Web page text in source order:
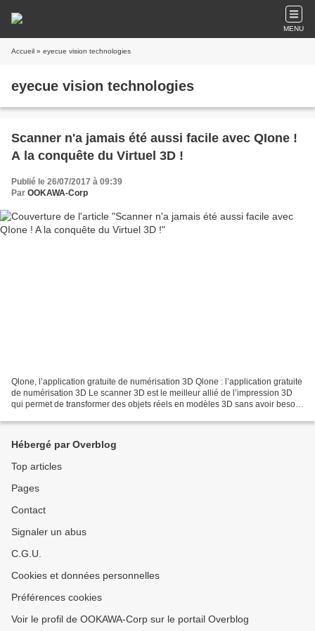
MENU
Accueil » eyecue vision technologies
eyecue vision technologies
Scanner n'a jamais été aussi facile avec QIone !
A la conquête du Virtuel 3D !
Publié le 26/07/2017 à 09:39
Par OOKAWA-Corp
Qlone, l’application gratuite de numérisation 3D Qlone : l’application gratuite
de numérisation 3D Le scanner 3D est le meilleur allié de l’impression 3D
qui permet de transformer des objets réels en modèles 3D sans avoir besoin
Hébergé par Overblog
Top articles
Pages
Contact
Signaler un abus
C.G.U.
Cookies et données personnelles
Préférences cookies
Voir le profil de OOKAWA-Corp sur le portail Overblog